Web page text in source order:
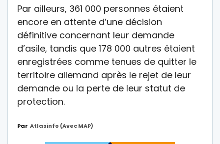
Par ailleurs, 361 000 personnes étaient
encore en attente d’une décision
définitive concernant leur demande
d’asile, tandis que 178 000 autres étaient
enregistrées comme tenues de quitter le
territoire allemand après le rejet de leur
demande ou la perte de leur statut de
protection.
Par Atlasinfo (avec MAP)